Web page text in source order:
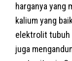
harganya yang
kalium yang
elektrolit tubuh
juga